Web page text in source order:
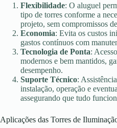
Flexibilidade: O aluguel
tipo de torres conforme a
projeto, sem compromissos
Economia: Evita os custos
gastos contínuos com
Tecnologia de Ponta:
modernos e bem mantidos,
desempenho.
Suporte Técnico:
instalação, operação e
assegurando que tudo
Aplicações das Torres de